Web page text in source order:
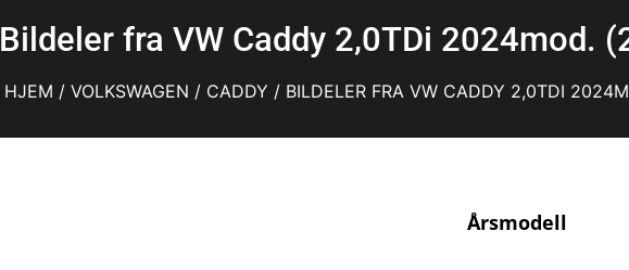
Bildeler fra VW Caddy 2,0TDi 2024mod.
HJEM / VOLKSWAGEN / CADDY / BILDELER FRA VW CADDY 2,0TDI
Årsmodell